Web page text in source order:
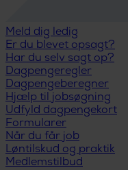
Meld dig ledig
Er du blevet opsagt?
Har du selv sagt op?
Dagpengeregler
Dagpengeberegner
Hjælp til jobsøgning
Udfyld dagpengekort
Formularer
Når du får job
Løntilskud og praktik
Medlemstilbud